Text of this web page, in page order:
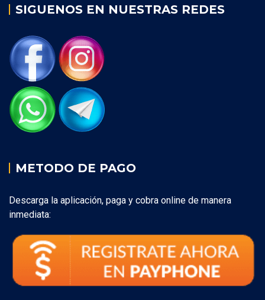
SIGUENOS EN NUESTRAS REDES
METODO DE PAGO
Descarga la aplicación, paga y cobra online de manera
inmediata: